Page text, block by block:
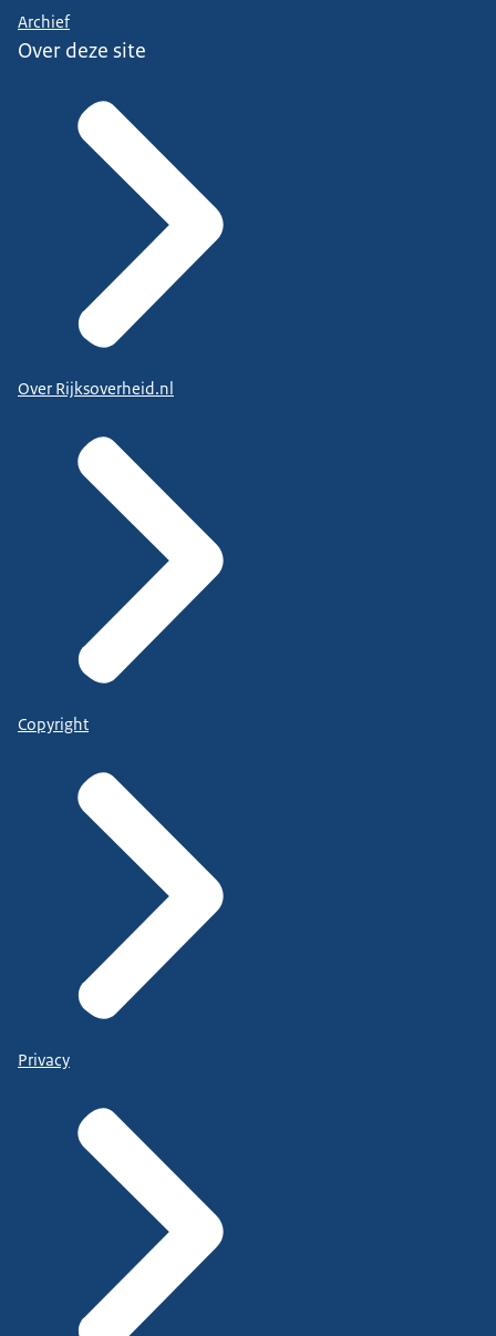
Archief
Over deze site
Over Rijksoverheid.nl
Copyright
Privacy